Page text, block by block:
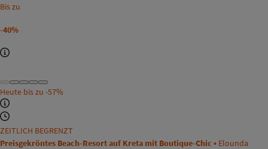
Bis zu
-40%
Heute bis zu -57%
ZEITLICH BEGRENZT
Preisgekröntes Beach-Resort auf Kreta mit Boutique-Chic • Elounda